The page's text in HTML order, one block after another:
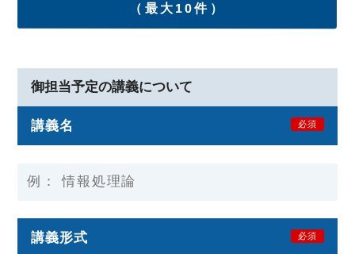
（最大10件）
御担当予定の講義について
講義名 必須
講義形式 必須